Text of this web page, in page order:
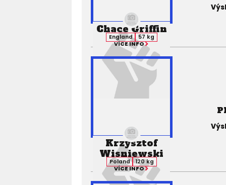
Chace Griffin
England
57 kg
VÍCE INFO
Krzysztof
Wisniewski
Poland
120 kg
VÍCE INFO